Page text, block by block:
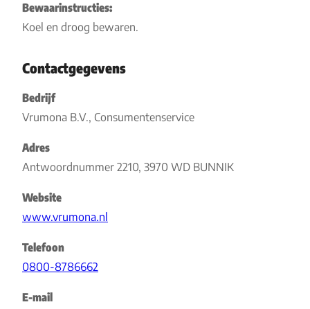
Bewaarinstructies:
Koel en droog bewaren.
Contactgegevens
Bedrijf
Vrumona B.V., Consumentenservice
Adres
Antwoordnummer 2210, 3970 WD BUNNIK
Website
www.vrumona.nl
Telefoon
0800-8786662
E-mail